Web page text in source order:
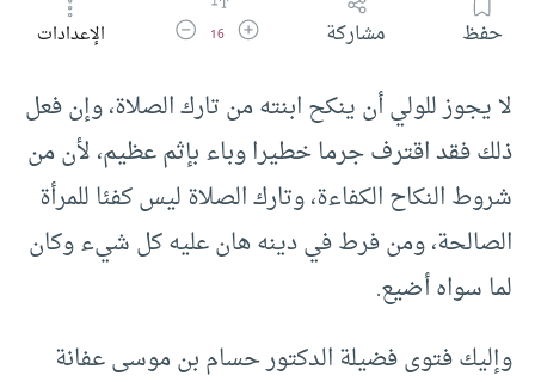
حفظ مشاركة زيادة حجم الخط
16 تقليل حجم الخطالإعدادات
لا يجوز للولي أن ينكح ابنته من تارك الصلاة، وإن فعل
ذلك فقد اقترف جرما خطيرا وباء بإثم عظيم، لأن من
شروط النكاح الكفاءة، وتارك الصلاة ليس كفئا للمرأة
الصالحة، ومن فرط في دينه هان عليه كل شيء وكان
لما سواه أضيع.
وإليك فتوى فضيلة الدكتور حسام بن موسى عفانة